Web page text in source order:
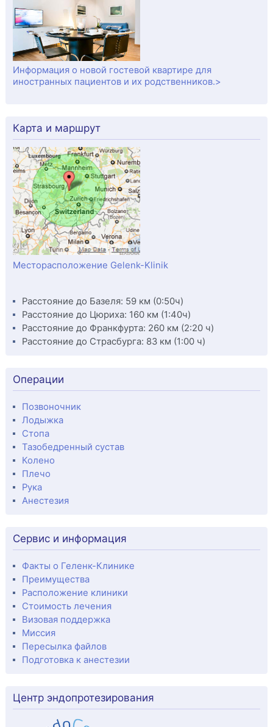
Информация о новой гостевой квартире для
иностранных пациентов и их родственников.>
Карта и маршрут
Месторасположение Gelenk-Klinik
Расстояние до Базеля: 59 км (0:50ч)
Расстояние до Цюриха: 160 км (1:40ч)
Расстояние до Франкфурта: 260 км (2:20 ч)
Расстояние до Страсбурга: 83 км (1:00 ч)
Операции
Позвоночник
Лодыжка
Стопа
Тазобедренный сустав
Колено
Плечо
Рука
Анестезия
Сервис и информация
Факты о Геленк-Клинике
Преимущества
Расположение клиники
Стоимость лечения
Визовая поддержка
Миссия
Пересылка файлов
Подготовка к анестезии
Центр эндопротезирования